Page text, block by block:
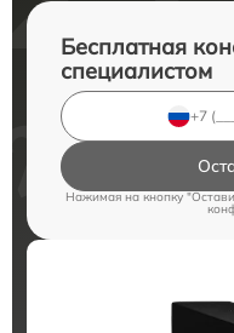
Бесплатная
специалистом
Нажимая на кнопку